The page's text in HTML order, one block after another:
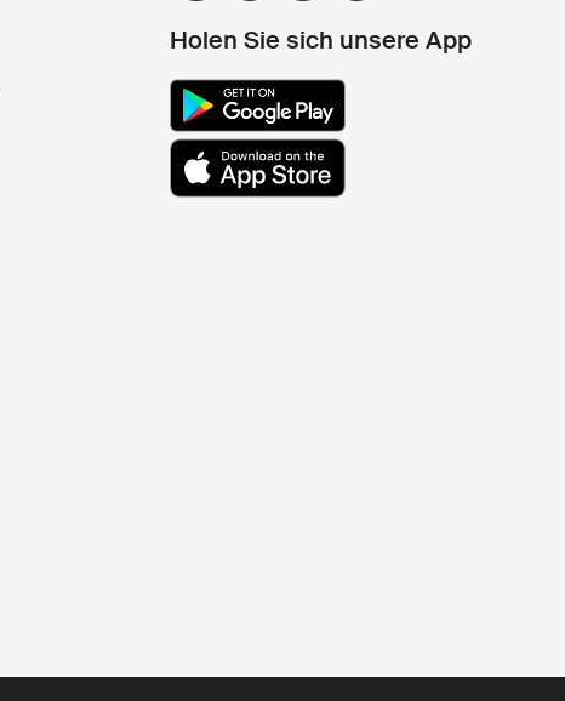
Holen Sie sich unsere App